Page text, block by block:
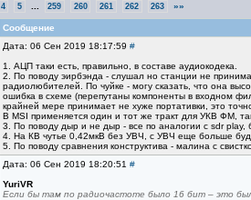
4 5 259 260 261 262 263 »»
Сообщение
Дата: 06 Сен 2019 18:17:59 #
1. АЦП таки есть, правильно, в составе аудиокодека.
2. По поводу эирбэнда - слушал но станции не
радиолюбителей. По чуйке - могу сказать, что она
ошибка в схеме (перепутаны компоненты в входном
крайней мере принимает не хуже портативки, это
В MSI применяется один и тот же тракт для УКВ ФМ,
3. По поводу дыр и не дыр - все по аналогии с sdr play,
4. На КВ чутье 0,42мкВ без УВЧ, с УВЧ еще больше
5. По поводу сравнения конструктива - малина с
Дата: 06 Сен 2019 18:20:51 #
YuriVR
Если бы там по радиочастоте было 16 бит – это